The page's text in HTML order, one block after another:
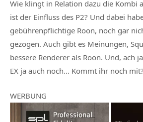
Wie klingt in Relation dazu die Kombi
ist der Einfluss des P2? Und dabei
gebührenpflichtige Roon, noch gar
gezogen. Auch gibt es Meinungen,
bessere Renderer als Roon. Und, ach
EX ja auch noch… Kommt ihr noch
WERBUNG